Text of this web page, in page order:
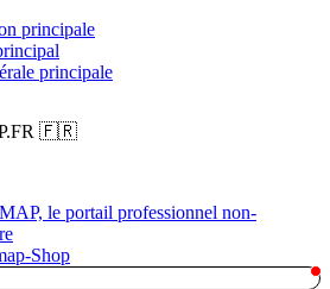
principale
principale
🇫🇷
le portail professionnel non-
Shop